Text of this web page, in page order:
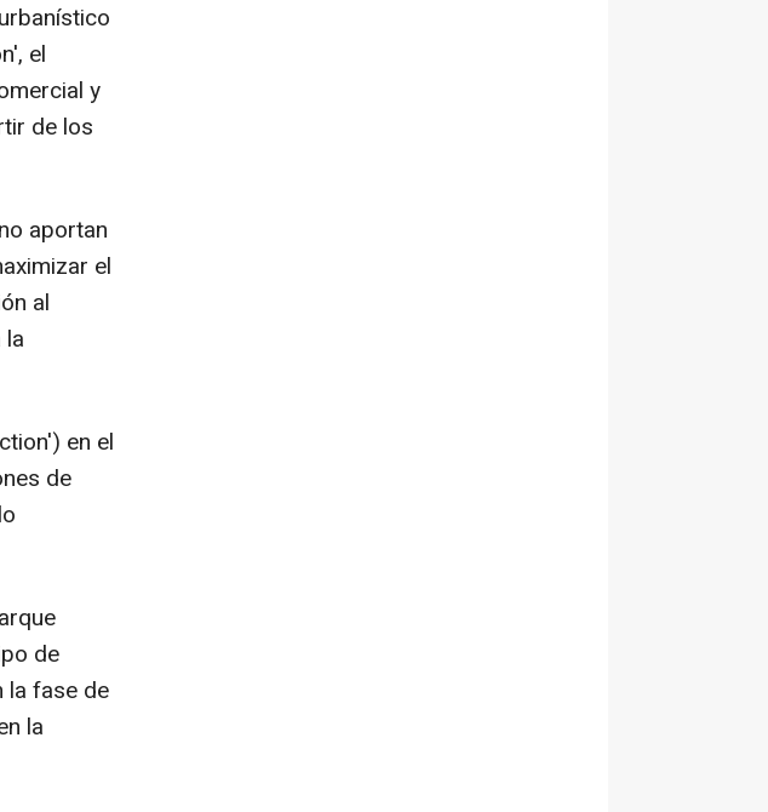
el
y
de los
aportan
el
al
en el
de
de
la fase de
la